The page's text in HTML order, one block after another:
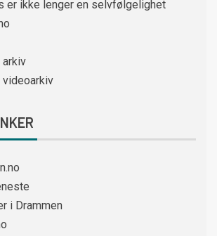
er ikke lenger en selvfølgelighet
arkiv
videoarkiv
i Drammen